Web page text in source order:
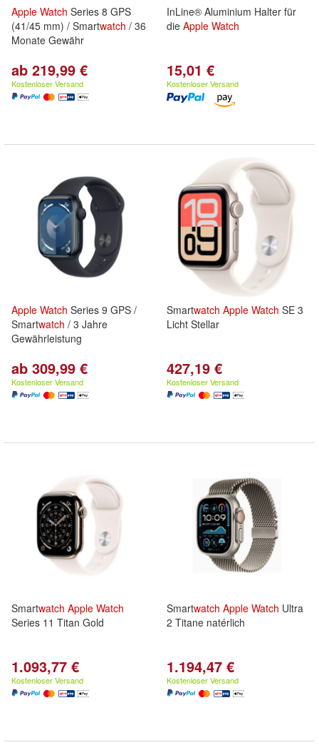
Apple Watch Series 8 GPS
(41/45 mm) / Smartwatch / 36
Monate Gewähr
ab 219,99 €
Kostenloser Versand
InLine® Aluminium Halter für
die Apple Watch
15,01 €
Kostenloser Versand
Apple Watch Series 9 GPS /
Smartwatch / 3 Jahre
Gewährleistung
ab 309,99 €
Kostenloser Versand
Smartwatch Apple Watch SE 3
Licht Stellar
427,19 €
Kostenloser Versand
Smartwatch Apple Watch
Series 11 Titan Gold
1.093,77 €
Kostenloser Versand
Smartwatch Apple Watch Ultra
2 Titane natérlich
1.194,47 €
Kostenloser Versand